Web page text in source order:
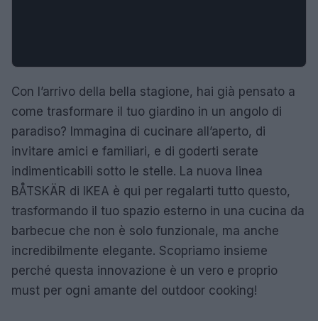
Con l’arrivo della bella stagione, hai già pensato a
come trasformare il tuo giardino in un angolo di
paradiso? Immagina di cucinare all’aperto, di
invitare amici e familiari, e di goderti serate
indimenticabili sotto le stelle. La nuova linea
BÅTSKÄR di IKEA è qui per regalarti tutto questo,
trasformando il tuo spazio esterno in una cucina da
barbecue che non è solo funzionale, ma anche
incredibilmente elegante. Scopriamo insieme
perché questa innovazione è un vero e proprio
must per ogni amante del outdoor cooking!